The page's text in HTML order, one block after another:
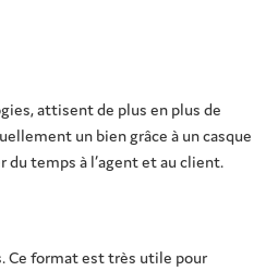
attisent de plus en plus de
un bien grâce à un casque
temps à l’agent et au client.
Ce format est très utile pour